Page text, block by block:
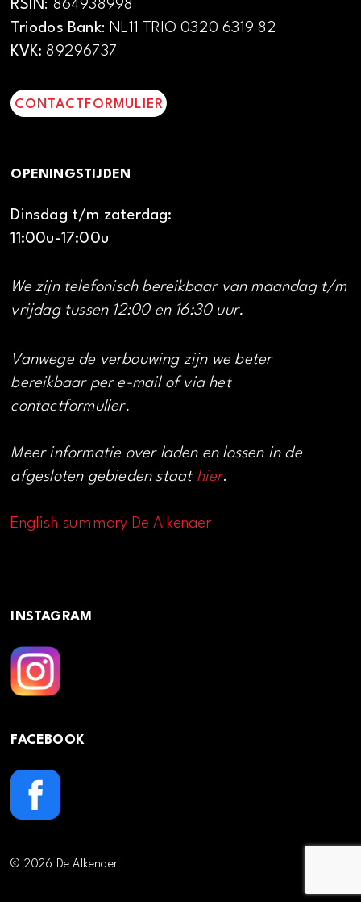
RSIN: 864938998
Triodos Bank: NL11 TRIO 0320 6319 82
KVK: 89296737
CONTACTFORMULIER
OPENINGSTIJDEN
Dinsdag t/m zaterdag:
11:00u-17:00u
We zijn telefonisch bereikbaar van maandag t/m
vrijdag tussen 12:00 en 16:30 uur.
Vanwege de verbouwing zijn we beter
bereikbaar per e-mail of via het
contactformulier.
Meer informatie over laden en lossen in de
afgesloten gebieden staat hier.
English summary De Alkenaer
INSTAGRAM
FACEBOOK
© 2026 De Alkenaer